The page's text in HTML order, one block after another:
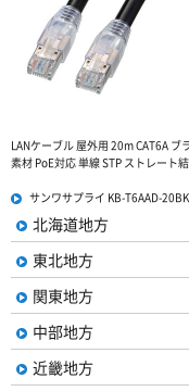
LANケーブル 屋外用 20m CAT6A
素材 PoE対応 単線 STP ストレート
サンワサプライ KB-T6AAD-
北海道地方
東北地方
関東地方
中部地方
近畿地方